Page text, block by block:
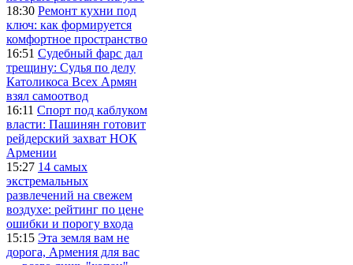
18:30 Ремонт кухни под
ключ: как формируется
комфортное пространство
16:51 Судебный фарс дал
трещину: Судья по делу
Католикоса Всех Армян
взял самоотвод
16:11 Спорт под каблуком
власти: Пашинян готовит
рейдерский захват НОК
Армении
15:27 14 самых
экстремальных
развлечений на свежем
воздухе: рейтинг по цене
ошибки и порогу входа
15:15 Эта земля вам не
дорога, Армения для вас